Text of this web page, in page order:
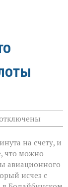
— это
главное»:
на счету, и
что можно
авиационного
исчез с